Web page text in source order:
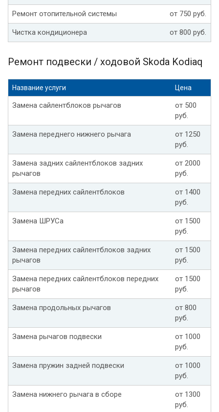
Ремонт отопительной системы от 750 руб.
Чистка кондиционера от 800 руб.
Ремонт подвески / ходовой Skoda Kodiaq
Название услуги Цена
Замена сайлентблоков рычагов
от 500
руб.
Замена переднего нижнего рычага
от 1250
руб.
Замена задних сайлентблоков задних
рычагов
от 2000
руб.
Замена передних сайлентблоков
от 1400
руб.
Замена ШРУСа
от 1500
руб.
Замена передних сайлентблоков задних
рычагов
от 1500
руб.
Замена передних сайлентблоков передних
рычагов
от 1500
руб.
Замена продольных рычагов
от 800
руб.
Замена рычагов подвески
от 1000
руб.
Замена пружин задней подвески
от 1000
руб.
Замена нижнего рычага в сборе
от 1300
руб.